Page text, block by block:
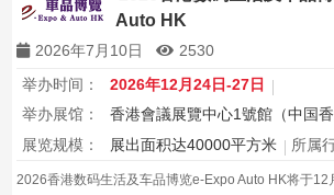
Auto HK
2026年7月10日
2530
举办时间：
2026年12月24日-27日
举办展馆：
香港會議展覽中心1號館（中国香
展览规模：
展出面积达40000平方米 所属
2026香港数码生活及车品博览e-Expo Auto HK将于